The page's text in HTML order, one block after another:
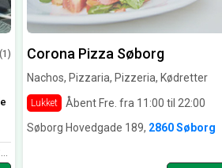
(1) Corona Pizza Søborg
Nachos, Pizzaria, Pizzeria, Kødretter
Lukket
Åbent Fre. fra 11:00 til 22:00
Søborg Hovedgade 189, 2860 Søborg